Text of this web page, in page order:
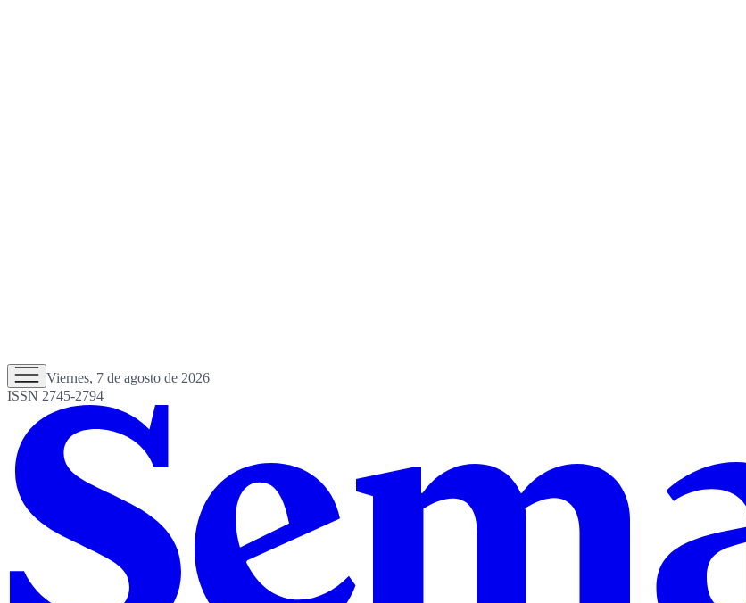
Viernes, 7 de agosto de 2026
ISSN 2745-2794